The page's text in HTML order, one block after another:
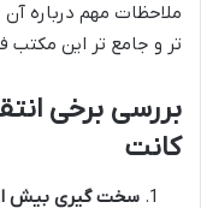
ملاحظات مهم درباره
تر و جامع تر این
بررسی برخی
کانت
سخت گیری بیش